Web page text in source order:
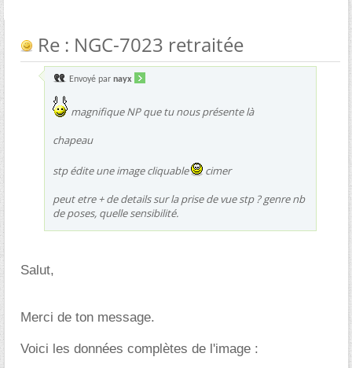
Re : NGC-7023 retraitée
Envoyé par nayx
magnifique NP que tu nous présente là
chapeau
stp édite une image cliquable
cimer
peut etre + de details sur la prise de vue stp ? genre nb
de poses, quelle sensibilité.
Salut,
Merci de ton message.
Voici les données complètes de l'image :